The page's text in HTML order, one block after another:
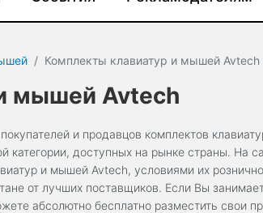
Комплекты клавиатур и мышей Avtech
мышей Avtech
и продавцов комплектов
категории, доступных на рынке страны. На
и мышей Avtech, условиями их
от лучших поставщиков. Если Вы
абсолютно бесплатно разместить свои